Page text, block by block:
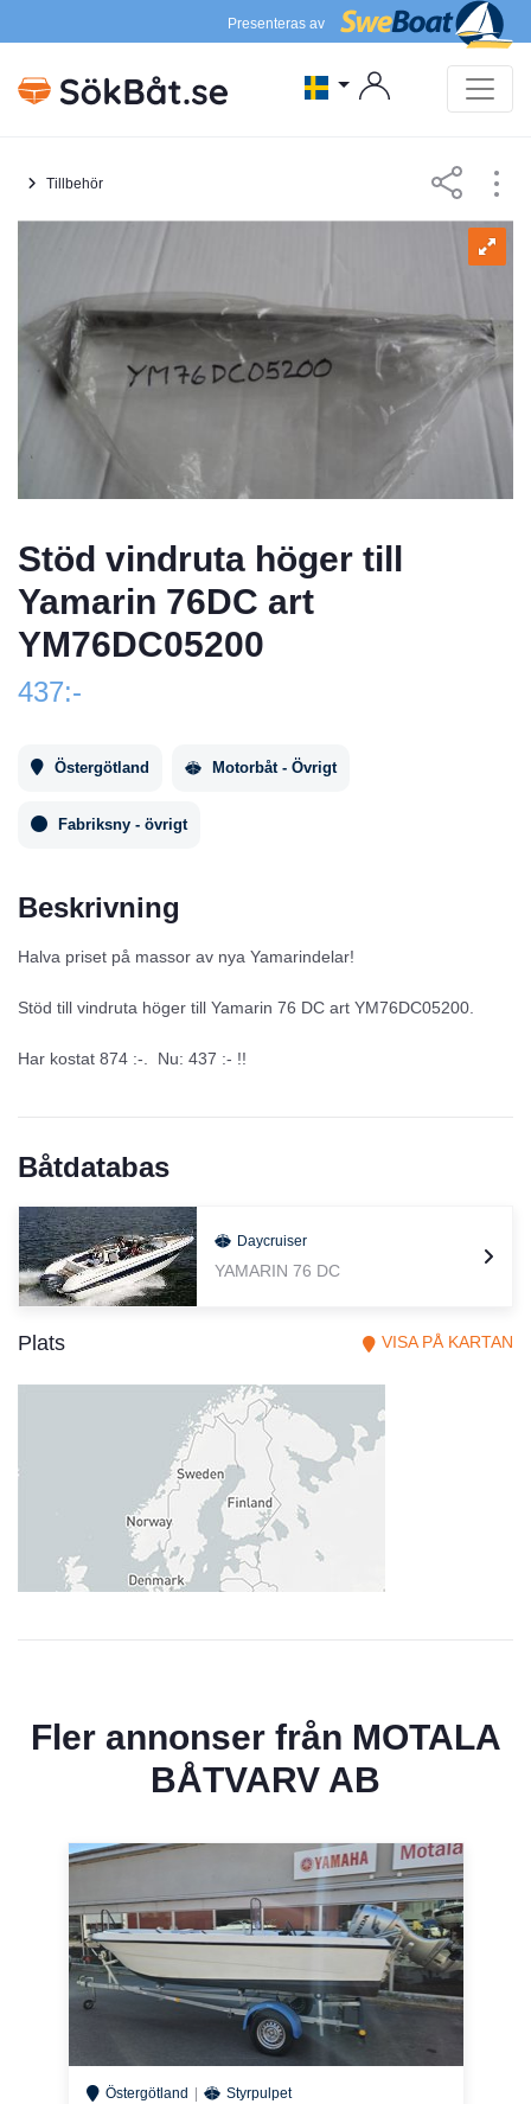
Presenteras av
Tillbehör
Stöd vindruta höger till
Yamarin 76DC art
YM76DC05200
437:-
Östergötland Motorbåt - Övrigt
Fabriksny - övrigt
Beskrivning
Halva priset på massor av nya Yamarindelar!
Stöd till vindruta höger till Yamarin 76 DC art YM76DC05200.
Har kostat 874 :-. Nu: 437 :- !!
Båtdatabas
Daycruiser
YAMARIN 76 DC
Plats VISA PÅ KARTAN
Fler annonser från MOTALA
BÅTVARV AB
Östergötland Styrpulpet